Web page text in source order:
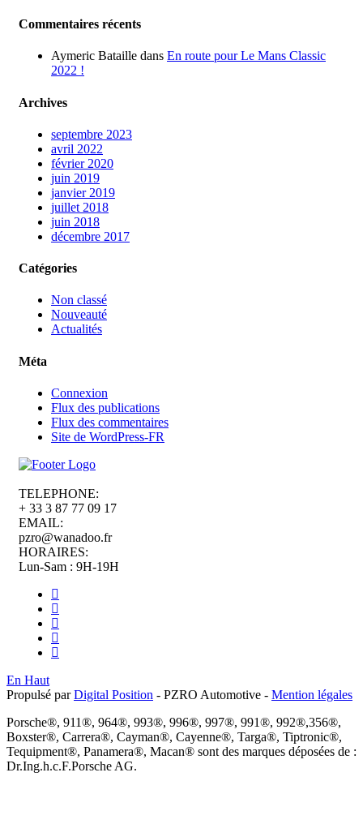
Commentaires récents
Aymeric Bataille dans En route pour Le Mans Classic
2022 !
Archives
septembre 2023
avril 2022
février 2020
juin 2019
janvier 2019
juillet 2018
juin 2018
décembre 2017
Catégories
Non classé
Nouveauté
Actualités
Méta
Connexion
Flux des publications
Flux des commentaires
Site de WordPress-FR
TELEPHONE:
+ 33 3 87 77 09 17
EMAIL:
pzro@wanadoo.fr
HORAIRES:
Lun-Sam : 9H-19H
En Haut
Propulsé parDigital Position - PZRO Automotive - Mention légales
Porsche®, 911®, 964®, 993®, 996®, 997®, 991®, 992®,356®,
Boxster®, Carrera®, Cayman®, Cayenne®, Targa®, Tiptronic®,
Tequipment®, Panamera®, Macan® sont des marques déposées de :
Dr.Ing.h.c.F.Porsche AG.